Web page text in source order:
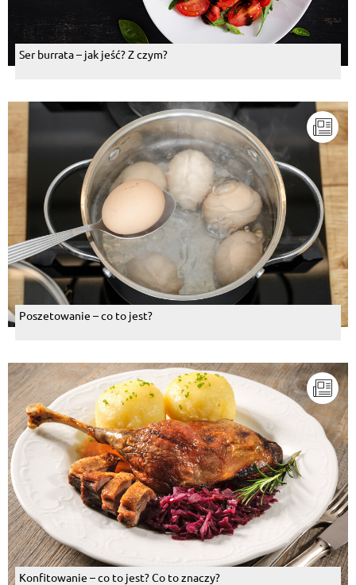
Ser burrata – jak jeść? Z czym?
Poszetowanie – co to jest?
Konfitowanie – co to jest? Co to znaczy?